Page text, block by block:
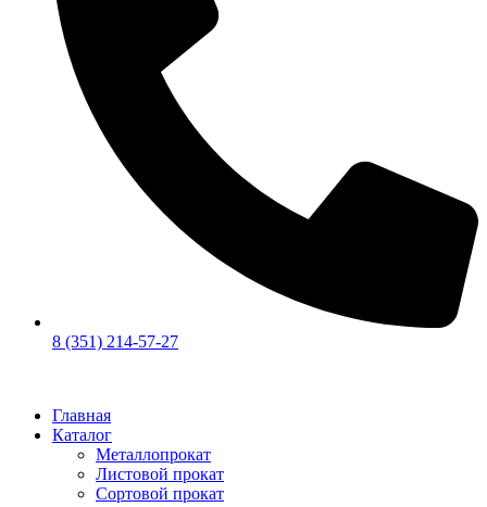
8 (351) 214-57-27
Главная
Каталог
Металлопрокат
Листовой прокат
Сортовой прокат